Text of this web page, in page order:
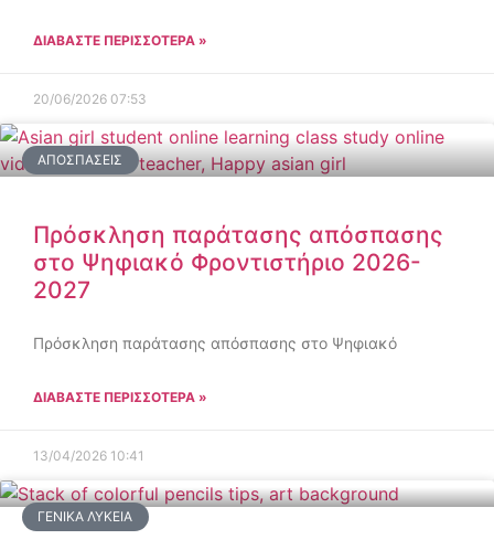
ΔΙΑΒΑΣΤΕ ΠΕΡΙΣΣΟΤΕΡΑ »
20/06/2026 07:53
ΑΠΟΣΠΆΣΕΙΣ
Πρόσκληση παράτασης απόσπασης
στο Ψηφιακό Φροντιστήριο 2026-
2027
Πρόσκληση παράτασης απόσπασης στο Ψηφιακό
ΔΙΑΒΑΣΤΕ ΠΕΡΙΣΣΟΤΕΡΑ »
13/04/2026 10:41
ΓΕΝΙΚΆ ΛΎΚΕΙΑ